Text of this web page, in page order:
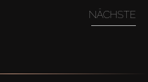
NÄCHSTE